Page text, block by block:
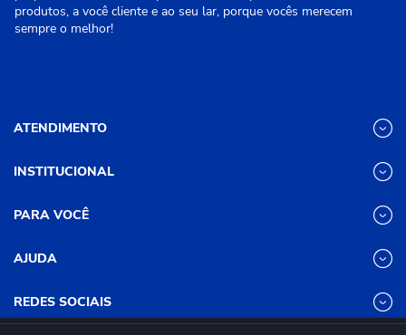
produtos, a você cliente e ao seu lar, porque vocês merecem
sempre o melhor!
ATENDIMENTO
Segunda a Sexta das 8h às 17h30
Sábado das 8h às 12h
(31) 3611-8200 Loja Física
INSTITUCIONAL
Nossas Lojas
Programa de
Relacionamento
Trabalhe Conosco
PARA VOCÊ
Minha conta
Revistas
AJUDA
Dúvidas
REDES SOCIAIS